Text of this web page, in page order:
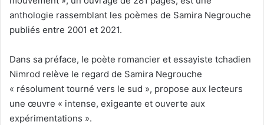
anthologie rassemblant les poèmes de Samira Negrouche
publiés entre 2001 et 2021.
Dans sa préface, le poète romancier et essayiste tchadien
Nimrod relève le regard de Samira Negrouche
« résolument tourné vers le sud », propose aux lecteurs
une œuvre « intense, exigeante et ouverte aux
expérimentations ».